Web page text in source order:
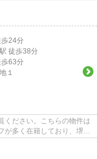
歩24分
駅 徒歩38分
歩63分
１
ください。こちらの物件は
が多く在籍しており、堺市